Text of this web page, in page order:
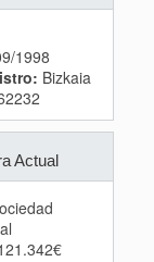
1998
Bizkaia
Actual